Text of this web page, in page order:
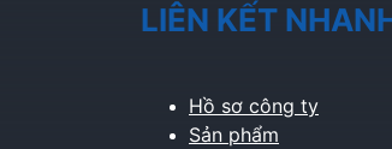
LIÊN KẾT
Hồ sơ công ty
Sản phẩm